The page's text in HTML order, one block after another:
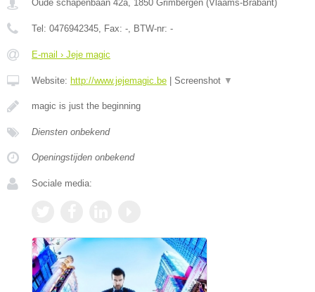
Oude schapenbaan 42a, 1850 Grimbergen (Vlaams-Brabant)
Tel: 0476942345, Fax: -, BTW-nr: -
E-mail › Jeje magic
Website: http://www.jejemagic.be Screenshot ▼
magic is just the beginning
Diensten onbekend
Openingstijden onbekend
Sociale media: